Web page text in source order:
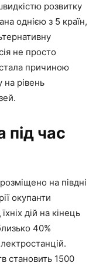
розвитку
однією з 5 країн,
не просто
причиною
на рівень
під час
на півдні
окупанти
дій на кінець
40%
становить 1500